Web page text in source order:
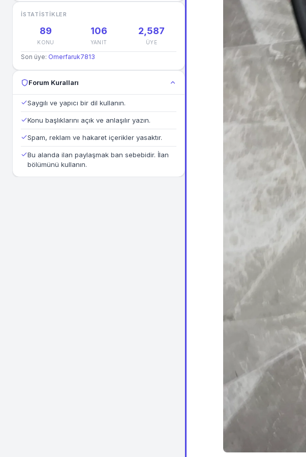
İSTATISTIKLER
89
KONU
106
YANIT
2,587
ÜYE
Son üye: Omerfaruk7813
Forum Kuralları
Saygılı ve yapıcı bir dil kullanın.
Konu başlıklarını açık ve anlaşılır yazın.
Spam, reklam ve hakaret içerikler yasaktır.
Bu alanda ilan paylaşmak ban sebebidir. İlan
bölümünü kullanın.